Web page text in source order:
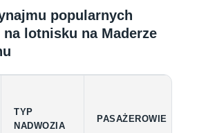
popularnych
lotnisku na Maderze
TYP
NADWOZIA
PASAŻEROWIE